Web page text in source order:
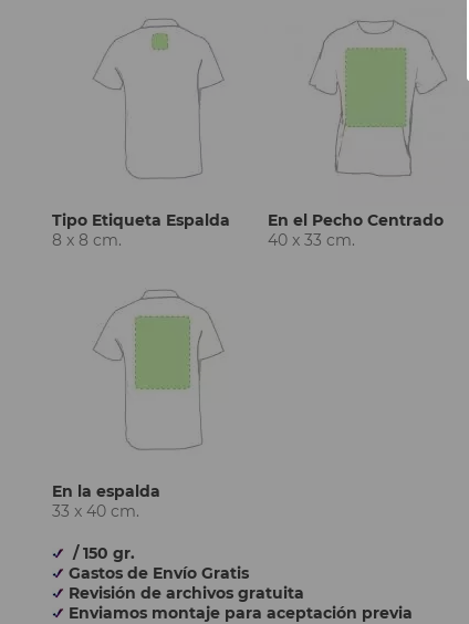
Tipo Etiqueta Espalda
8 x 8 cm.
En el Pecho Centrado
40 x 33 cm.
En la espalda
33 x 40 cm.
/ 150 gr.
Gastos de Envío Gratis
Revisión de archivos gratuita
Enviamos montaje para aceptación previa